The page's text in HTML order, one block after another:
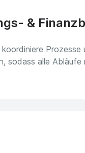
&
koordiniere Prozesse
sodass alle Abläufe